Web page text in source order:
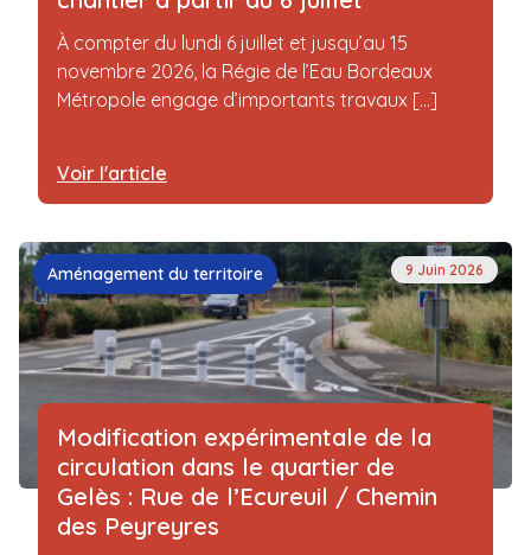
À compter du lundi 6 juillet et jusqu’au 15
novembre 2026, la Régie de l’Eau Bordeaux
Métropole engage d’importants travaux [...]
Voir l'article
Aménagement du territoire 9 Juin 2026
Modification expérimentale de la
circulation dans le quartier de
Gelès : Rue de l’Ecureuil / Chemin
des Peyreyres